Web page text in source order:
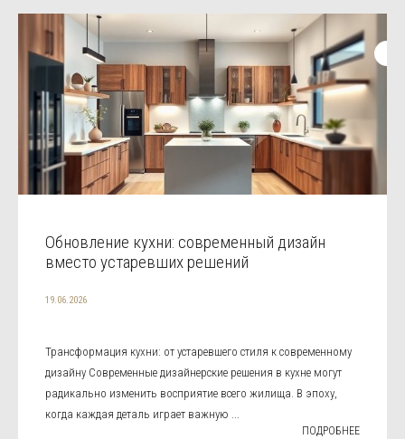
Обновление кухни: современный дизайн
вместо устаревших решений
19.06.2026
Трансформация кухни: от устаревшего стиля к современному
дизайну Современные дизайнерские решения в кухне могут
радикально изменить восприятие всего жилища. В эпоху,
когда каждая деталь играет важную ...
ПОДРОБНЕЕ